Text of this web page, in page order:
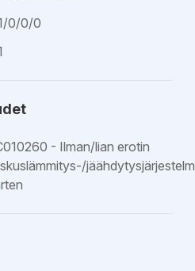
0/0/0
- Ilman/lian erotin